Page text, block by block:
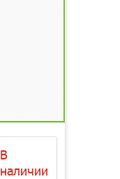
В
наличии